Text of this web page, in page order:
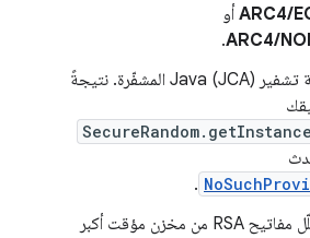
ARC4/ أو
ARC4/
.
تمت إزالة مقدّم بنية تشفير Java (JCA) المشفّرة. نتيجةً
.
إذا كان تطبيقك يحلّل مفاتيح RSA من مخزن مؤقت أكبر